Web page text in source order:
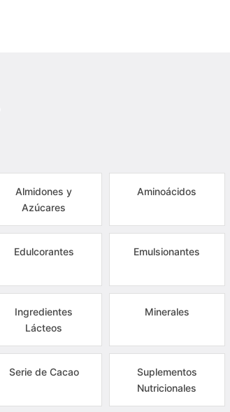
Almidones y
Azúcares
Aminoácidos
Edulcorantes Emulsionantes
Ingredientes
Lácteos
Minerales
Serie de Cacao
Suplementos
Nutricionales